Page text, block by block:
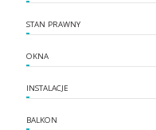
STAN PRAWNY
OKNA
INSTALACJE
BALKON